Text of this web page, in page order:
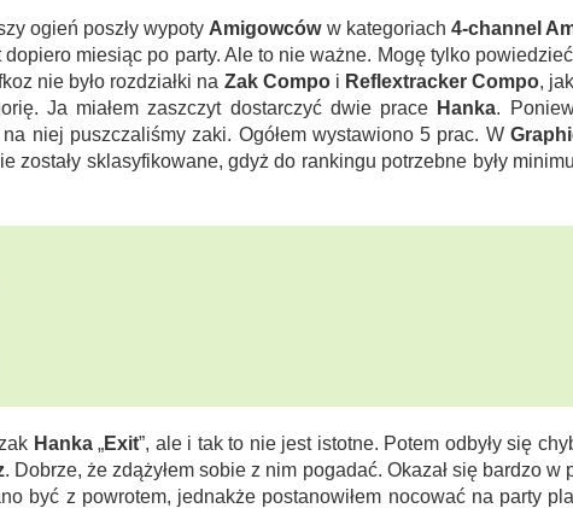
ogień poszły wypoty Amigowcóww kategoriach 4-channel
miesiąc po party. Ale to nie ważne. Mogę tylko
nie było rozdziałki na Zak Compoi Reflextracker Compo,
Ja miałem zaszczyt dostarczyć dwie prace Hanka.
niej puszczaliśmy zaki. Ogółem wystawiono 5 prac. W
zostały sklasyfikowane, gdyż do rankingu potrzebne były
Hanka„Exit”, ale i tak to nie jest istotne. Potem odbyły się
. Dobrze, że zdążyłem sobie z nim pogadać. Okazał się bardzo w
być z powrotem, jednakże postanowiłem nocować na party